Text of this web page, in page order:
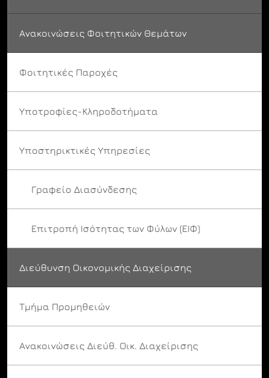
Ανακοινώσεις Φοιτητικών Θεμάτων
Φοιτητικές Παροχές
Υποτροφίες-Κληροδοτήματα
Υποστηρικτικές Υπηρεσίες
Γραφείο Διασύνδεσης
Επιτροπή Ισότητας των Φύλων (ΕΙΦ)
Διεύθυνση Οικονομικής Διαχείρισης
Τμήμα Προμηθειών
Ανακοινώσεις Διεύθ. Οικ. Διαχείρισης